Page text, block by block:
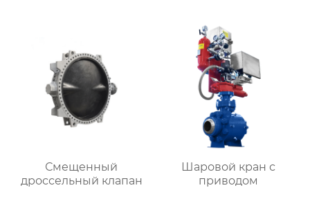
Смещенный
дроссельный клапан
Шаровой кран с
приводом